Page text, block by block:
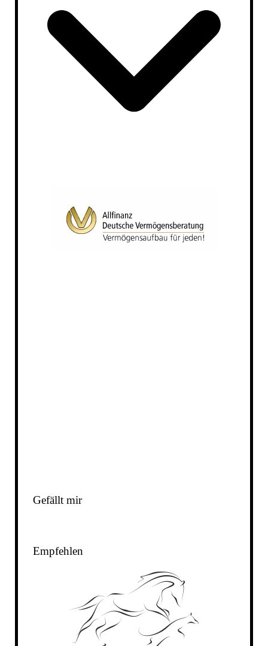
Gefällt mir
Empfehlen